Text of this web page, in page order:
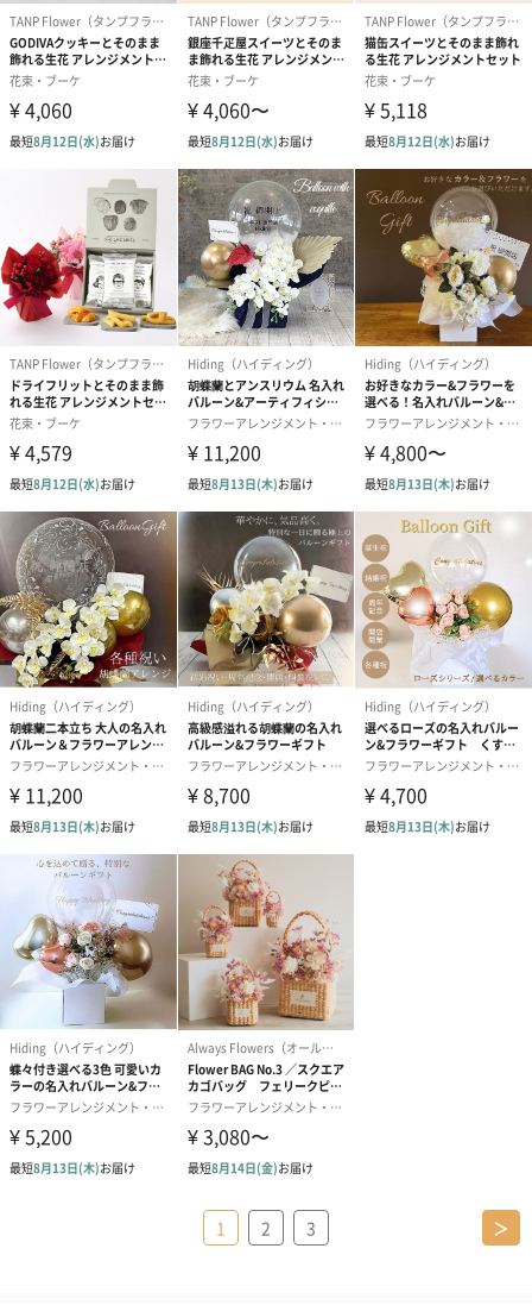
1 2 3 ＞